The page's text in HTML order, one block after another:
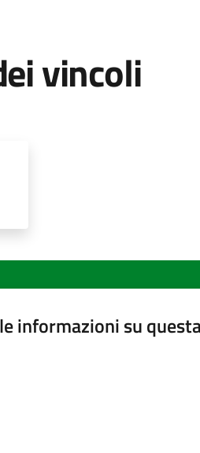
vincoli
informazioni su